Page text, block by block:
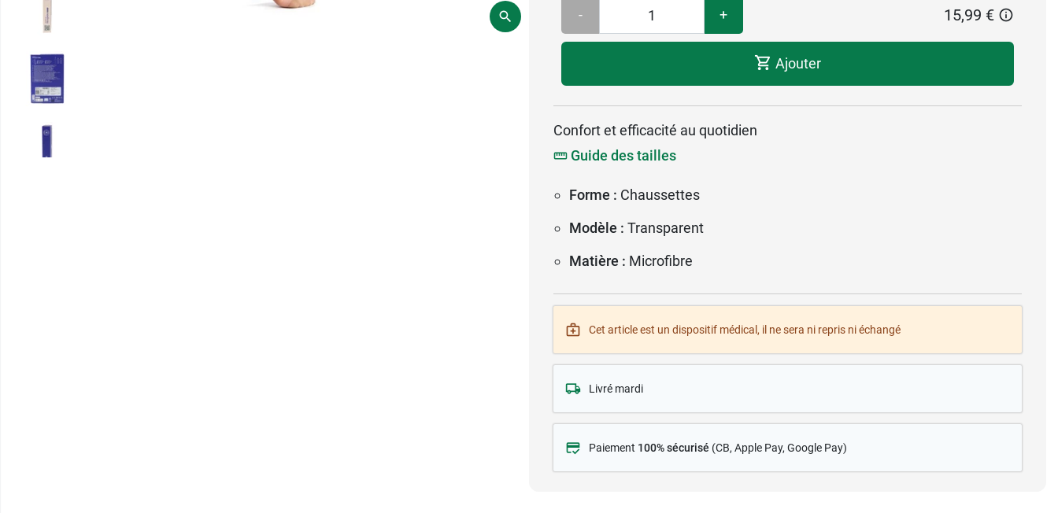
- + 15,99 €
Ajouter
Confort et efficacité au quotidien
Guide des tailles
Forme : Chaussettes
Modèle : Transparent
Matière : Microfibre
Cet article est un dispositif médical, il ne sera ni repris ni échangé
Livré mardi
Paiement 100% sécurisé (CB, Apple Pay, Google Pay)